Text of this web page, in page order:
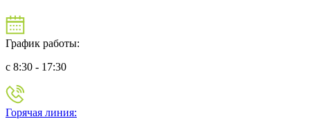
График работы:
c 8:30 - 17:30
Горячая линия: